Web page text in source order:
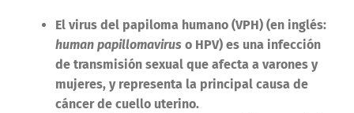
El virus del papiloma humano (VPH) (en inglés:
human papillomaviruso HPV) es una infección
de transmisión sexual que afecta a varones y
mujeres, y representa la principal causa de
cáncer de cuello uterino.